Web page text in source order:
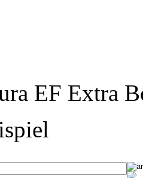
EF Extra